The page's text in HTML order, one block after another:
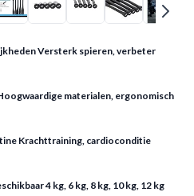
Versterk spieren, verbeter
materialen, ergonomisch
Krachttraining, cardioconditie
4 kg, 6 kg, 8 kg, 10 kg, 12 kg